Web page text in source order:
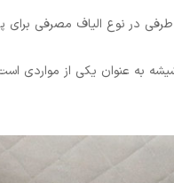
طرفی در نوع الیاف مصرفی
به عنوان یکی از مواردی